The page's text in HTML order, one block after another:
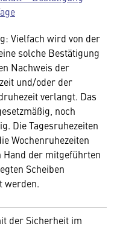
Vielfach wird von der
solche Bestätigung
Nachweis der
und/oder der
verlangt. Das
noch
Die Tagesruhezeiten
Wochenruhezeiten
Hand der mitgeführten
Scheiben
werden.
der Sicherheit im